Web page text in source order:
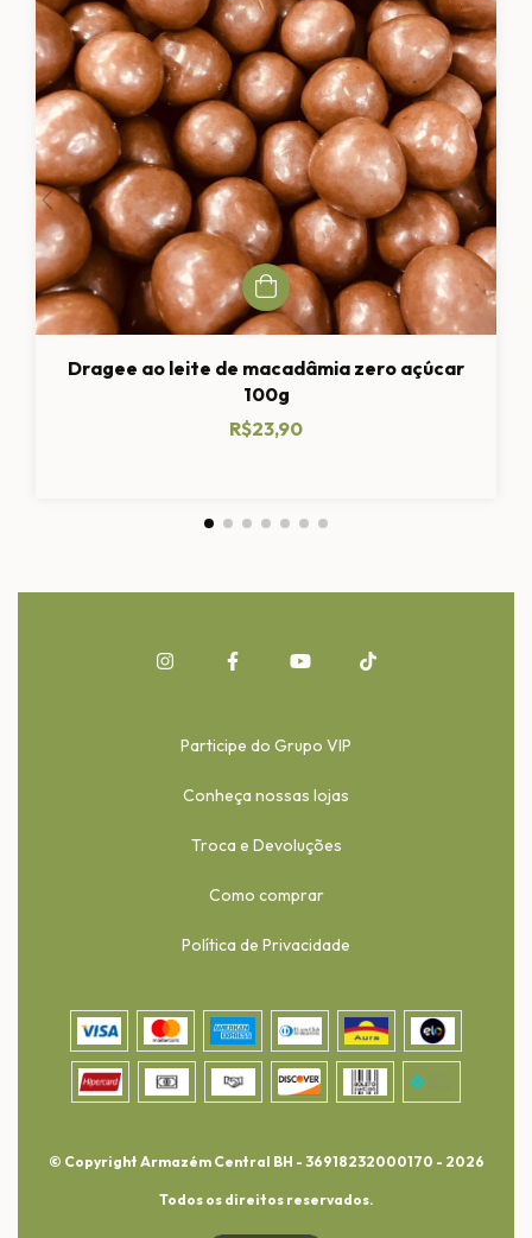
Dragee ao leite de macadâmia zero açúcar
100g
R$23,90
Participe do Grupo VIP
Conheça nossas lojas
Troca e Devoluções
Como comprar
Política de Privacidade
© Copyright Armazém Central BH - 36918232000170 - 2026
Todos os direitos reservados.